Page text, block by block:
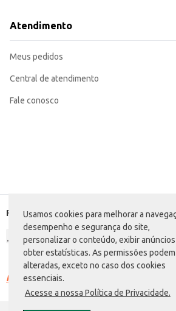
Usamos cookies para melhorar a
desempenho e segurança do site,
personalizar o conteúdo, exibir anúncios
obter estatísticas. As permissões
alteradas, exceto no caso dos cookies
essenciais.
Acesse a nossa Política de Privacidade.
Atendimento
Meus pedidos
Central de atendimento
Fale conosco
Formas de pagamento
Racismo é crime. Denuncie. Disque 100